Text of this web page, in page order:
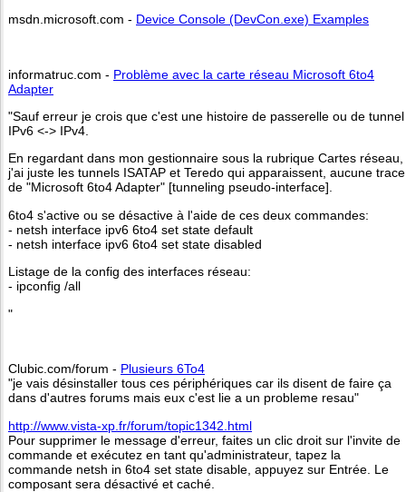
msdn.microsoft.com - Device Console (DevCon.exe) Examples
informatruc.com - Problème avec la carte réseau Microsoft 6to4
Adapter
"Sauf erreur je crois que c'est une histoire de passerelle ou de tunnel
IPv6 <-> IPv4.
En regardant dans mon gestionnaire sous la rubrique Cartes réseau,
j'ai juste les tunnels ISATAP et Teredo qui apparaissent, aucune trace
de "Microsoft 6to4 Adapter" [tunneling pseudo-interface].
6to4 s'active ou se désactive à l'aide de ces deux commandes:
- netsh interface ipv6 6to4 set state default
- netsh interface ipv6 6to4 set state disabled
Listage de la config des interfaces réseau:
- ipconfig /all
"
Clubic.com/forum - Plusieurs 6To4
"je vais désinstaller tous ces périphériques car ils disent de faire ça
dans d'autres forums mais eux c'est lie a un probleme resau"
http://www.vista-xp.fr/forum/topic1342.html
Pour supprimer le message d'erreur, faites un clic droit sur l'invite de
commande et exécutez en tant qu'administrateur, tapez la
commande netsh in 6to4 set state disable, appuyez sur Entrée. Le
composant sera désactivé et caché.